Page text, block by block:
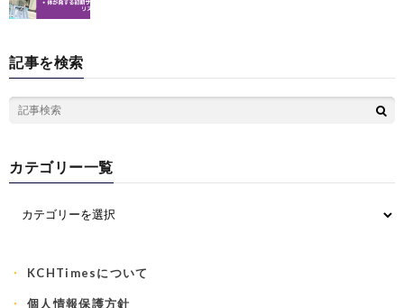
記事を検索
カテゴリー一覧
KCHTimesについて
個人情報保護方針